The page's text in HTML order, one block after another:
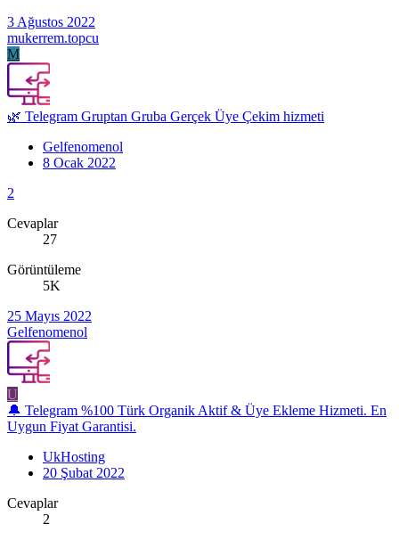
3 Ağustos 2022
mukerrem.topcu
M
🌿 Telegram Gruptan Gruba Gerçek Üye Çekim hizmeti
Gelfenomenol
8 Ocak 2022
2
Cevaplar
27
Görüntüleme
5K
25 Mayıs 2022
Gelfenomenol
U
🔔 Telegram %100 Türk Organik Aktif & Üye Ekleme Hizmeti. En
Uygun Fiyat Garantisi.
UkHosting
20 Şubat 2022
Cevaplar
2